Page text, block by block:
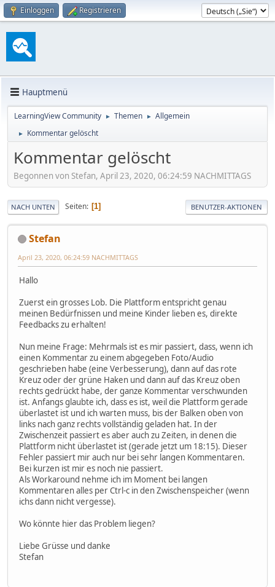
Einloggen Registrieren
Hauptmenü
LearningView Community ► Themen ► Allgemein
► Kommentar gelöscht
Kommentar gelöscht
Begonnen von Stefan, April 23, 2020, 06:24:59 NACHMITTAGS
NACH UNTEN Seiten 1 BENUTZER-AKTIONEN
Stefan
April 23, 2020, 06:24:59 NACHMITTAGS
Hallo
Zuerst ein grosses Lob. Die Plattform entspricht genau
meinen Bedürfnissen und meine Kinder lieben es, direkte
Feedbacks zu erhalten!
Nun meine Frage: Mehrmals ist es mir passiert, dass, wenn ich
einen Kommentar zu einem abgegeben Foto/Audio
geschrieben habe (eine Verbesserung), dann auf das rote
Kreuz oder der grüne Haken und dann auf das Kreuz oben
rechts gedrückt habe, der ganze Kommentar verschwunden
ist. Anfangs glaubte ich, dass es ist, weil die Plattform gerade
überlastet ist und ich warten muss, bis der Balken oben von
links nach ganz rechts vollständig geladen hat. In der
Zwischenzeit passiert es aber auch zu Zeiten, in denen die
Plattform nicht überlastet ist (gerade jetzt um 18:15). Dieser
Fehler passiert mir auch nur bei sehr langen Kommentaren.
Bei kurzen ist mir es noch nie passiert.
Als Workaround nehme ich im Moment bei langen
Kommentaren alles per Ctrl-c in den Zwischenspeicher (wenn
ichs dann nicht vergesse).
Wo könnte hier das Problem liegen?
Liebe Grüsse und danke
Stefan